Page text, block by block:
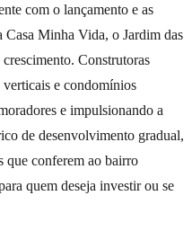
com o lançamento e as
Casa Minha Vida, o Jardim das
Construtoras
verticais e condomínios
e impulsionando a
de desenvolvimento gradual,
que conferem ao bairro
quem deseja investir ou se